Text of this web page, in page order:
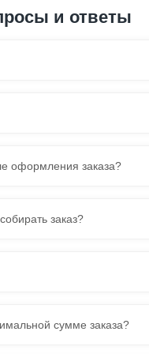
и ответы
оформления заказа?
заказ?
сумме заказа?